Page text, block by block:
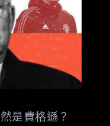
是費格遜？